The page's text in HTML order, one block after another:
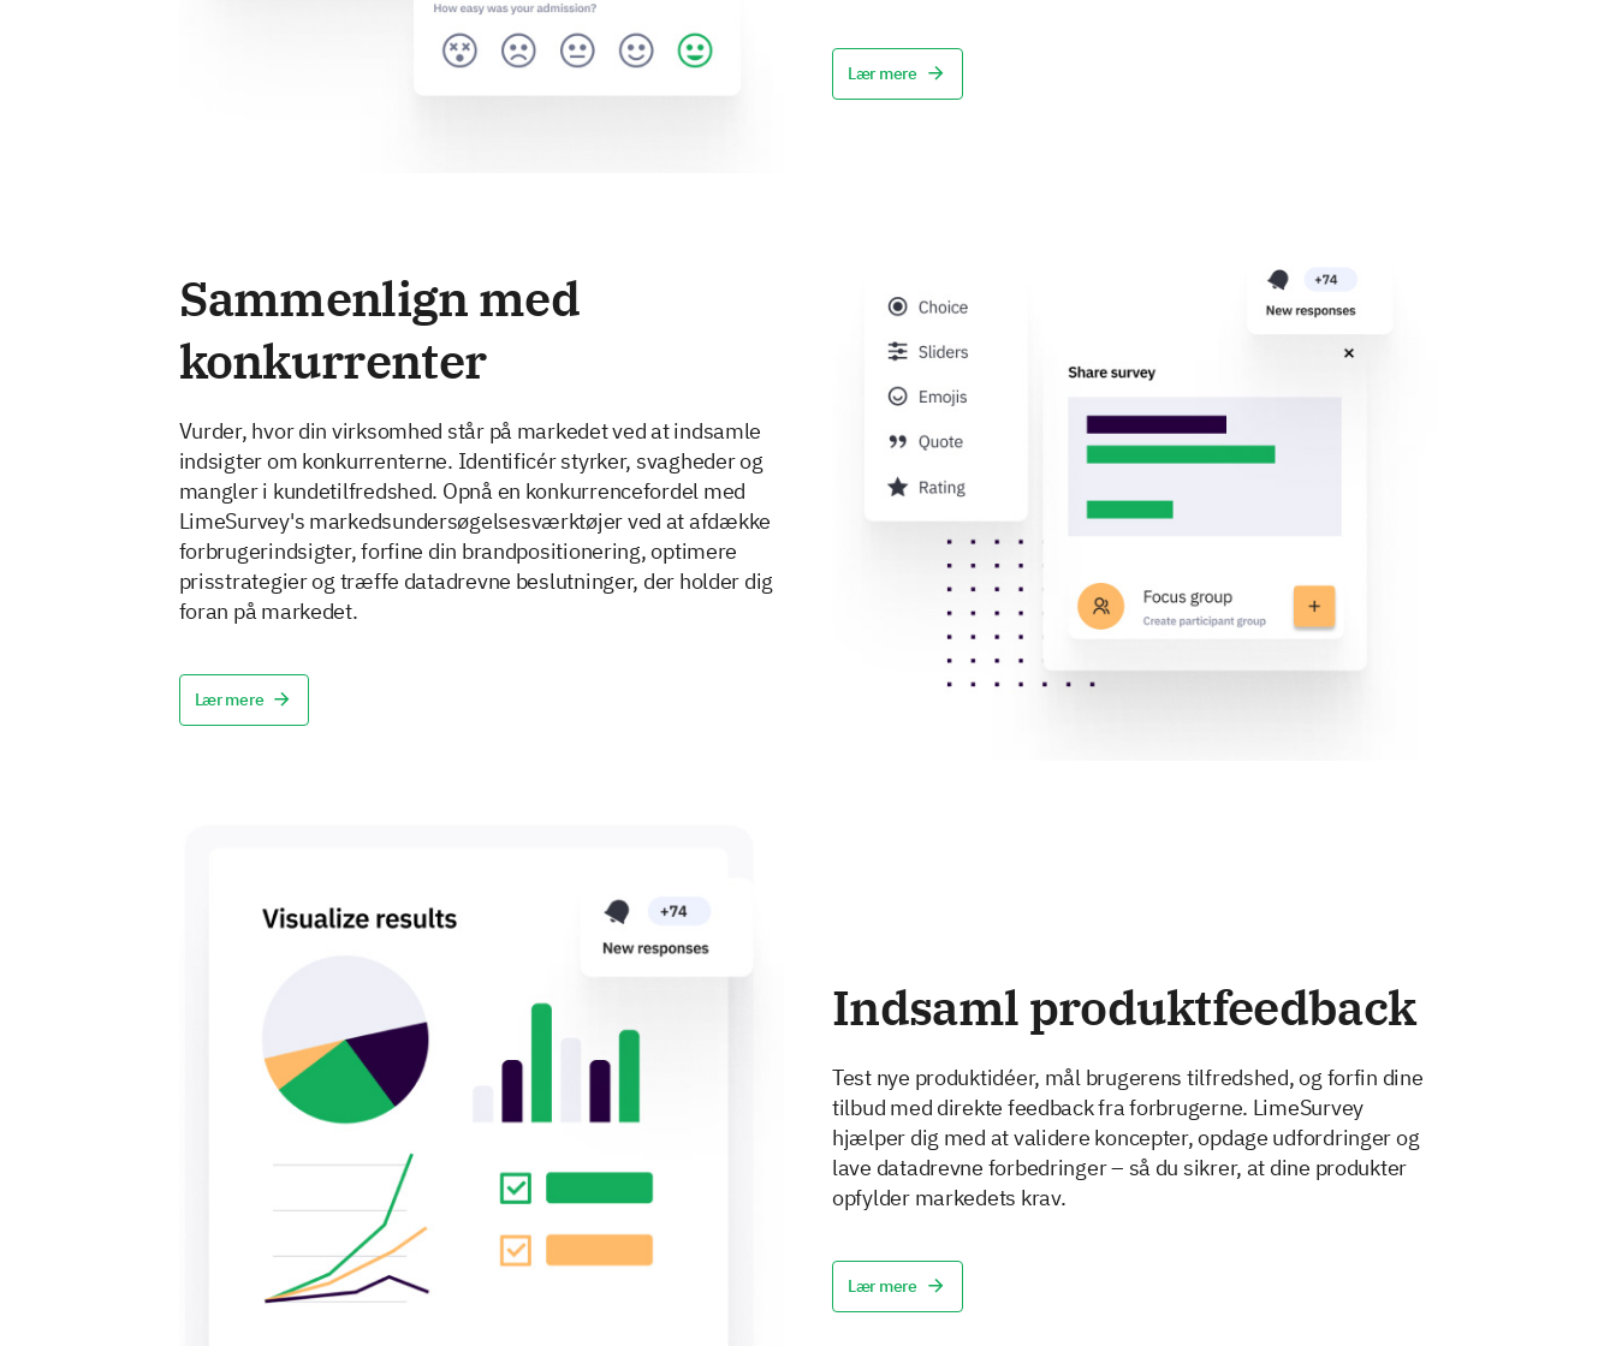
Lær mere
Sammenlign med
konkurrenter
Vurder, hvor din virksomhed står på markedet ved at indsamle
indsigter om konkurrenterne. Identificér styrker, svagheder og
mangler i kundetilfredshed. Opnå en konkurrencefordel med
LimeSurvey's markedsundersøgelsesværktøjer ved at afdække
forbrugerindsigter, forfine din brandpositionering, optimere
prisstrategier og træffe datadrevne beslutninger, der holder dig
foran på markedet.
Lær mere
Indsaml produktfeedback
Test nye produktidéer, mål brugerens tilfredshed, og forfin dine
tilbud med direkte feedback fra forbrugerne. LimeSurvey
hjælper dig med at validere koncepter, opdage udfordringer og
lave datadrevne forbedringer – så du sikrer, at dine produkter
opfylder markedets krav.
Lær mere